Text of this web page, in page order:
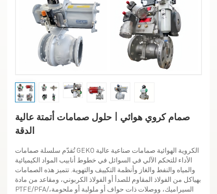
صمام كروي هوائي | حلول صمامات أتمتة عالية
الدقة
تُقدّم سلسلة صمامات GEKO الكروية الهوائية صمامات صناعية عالية
الأداء للتحكم الآلي في السوائل في خطوط أنابيب المواد الكيميائية
والمياه والنفط والغاز وأنظمة التكييف والتهوية. تتميز هذه الصمامات
بهياكل من الفولاذ المقاوم للصدأ أو الفولاذ الكربوني، ومقاعد من مادة
PTFE/PFA/السيراميك، ووصلات ذات حواف أو ملولبة أو ملحومة،